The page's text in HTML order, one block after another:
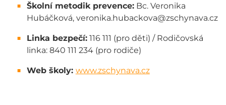
Školní metodik prevence:Bc. Veronika
Hubáčková, veronika.hubackova@zschynava.cz
Linka bezpečí:116 111 (pro děti) / Rodičovská
linka: 840 111 234 (pro rodiče)
Web školy: www.zschynava.cz